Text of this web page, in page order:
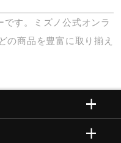
です。ミズノ公式オンラ
の商品を豊富に取り揃え